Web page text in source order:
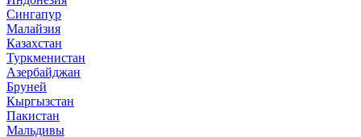
Сингапур
Малайзия
Казахстан
Туркменистан
Азербайджан
Бруней
Кыргызстан
Пакистан
Мальдивы